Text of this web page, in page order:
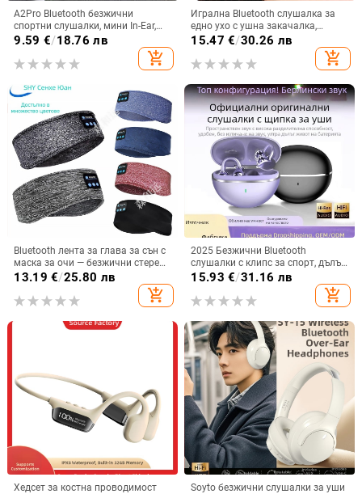
A2Pro Bluetooth безжични
спортни слушалки, мини In-Ear,
5.3 дълга издръжливост на
9.59 €/18.76 лв
add_shopping_cart
Игрална Bluetooth слушалка за
едно ухо с ушна закачалка,
Bluetooth 5.0, живот на батерията
над 8 ч, IPX3 водоустойчивост
15.47 €/30.26 лв
add_shopping_cart
Bluetooth лента за глава за сън с
маска за очи — безжични стерео
слушалки, Bluetooth 5.4, обхват
разговори и музика
13.19 €/25.80 лв
add_shopping_cart
2025 Безжични Bluetooth
слушалки с клипс за спорт, дълъг
живот на батерията,
шумопотискане, висококачествен
звук и комфортно носене
15.93 €/31.16 лв
add_shopping_cart
Хедсет за костна проводимост
Soyto безжични слушалки за уши